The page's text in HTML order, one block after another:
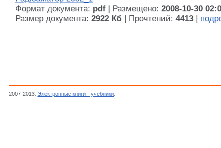
Формат документа: pdf | Размещено: 2008-10-30
Размер документа: 2922 Кб | Прочтений: 4413
2007-2013. Электронные книги - учебники